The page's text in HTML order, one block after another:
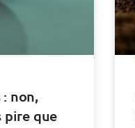
non,
pire que